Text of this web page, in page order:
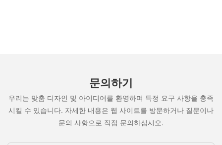
문의하기
우리는 맞춤 디자인 및 아이디어를 환영하며 특정 요구 사항을 충족
시킬 수 있습니다. 자세한 내용은 웹 사이트를 방문하거나 질문이나
문의 사항으로 직접 문의하십시오.